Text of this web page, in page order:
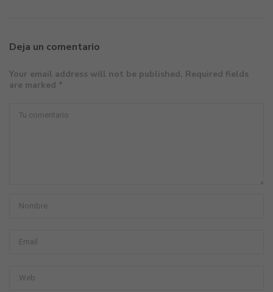
Deja un comentario
Your email address will not be published. Required fields
are marked *